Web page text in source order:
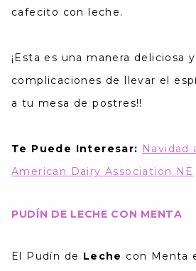
cafecito con leche.
¡Esta es una manera deliciosa
complicaciones de llevar el
a tu mesa de postres​​!!
Te Puede Interesar: Navidad
American Dairy Association NE
PUDÍN DE LECHE CON MENTA
El Pudín de Leche con Menta